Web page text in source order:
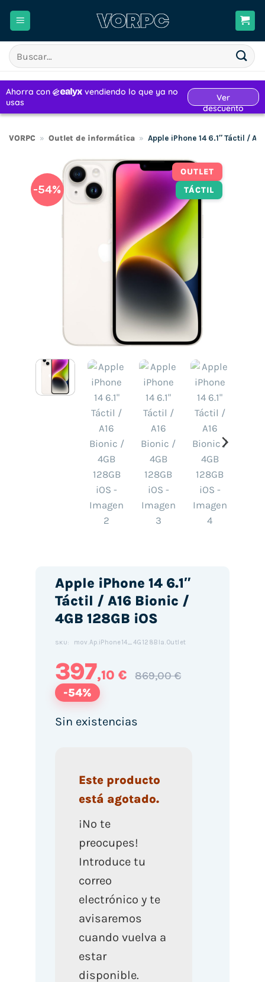
Buscar
por:
VORPC » Outlet de informática » Apple iPhone 14 6.1″ Táctil /
OUTLET
TÁCTIL
-54%
Apple iPhone 14 6.1″
Táctil / A16 Bionic /
4GB 128GB iOS
SKU: mov.Ap.iPhone14_4G128Bla.Outlet
397,10 € 869,00 €
-54%
Sin existencias
Este producto
está agotado.
¡No te
preocupes!
Introduce tu
correo
electrónico y te
avisaremos
cuando vuelva a
estar
disponible.